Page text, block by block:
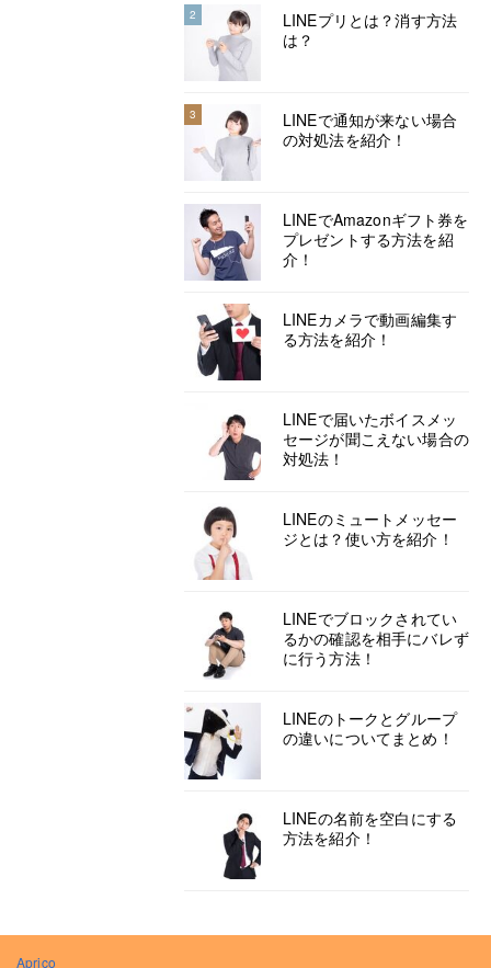
2
LINEプリとは？消す方法
は？
3
LINEで通知が来ない場合
の対処法を紹介！
LINEでAmazonギフト券を
プレゼントする方法を紹
介！
LINEカメラで動画編集す
る方法を紹介！
LINEで届いたボイスメッ
セージが聞こえない場合の
対処法！
LINEのミュートメッセー
ジとは？使い方を紹介！
LINEでブロックされてい
るかの確認を相手にバレず
に行う方法！
LINEのトークとグループ
の違いについてまとめ！
LINEの名前を空白にする
方法を紹介！
Aprico